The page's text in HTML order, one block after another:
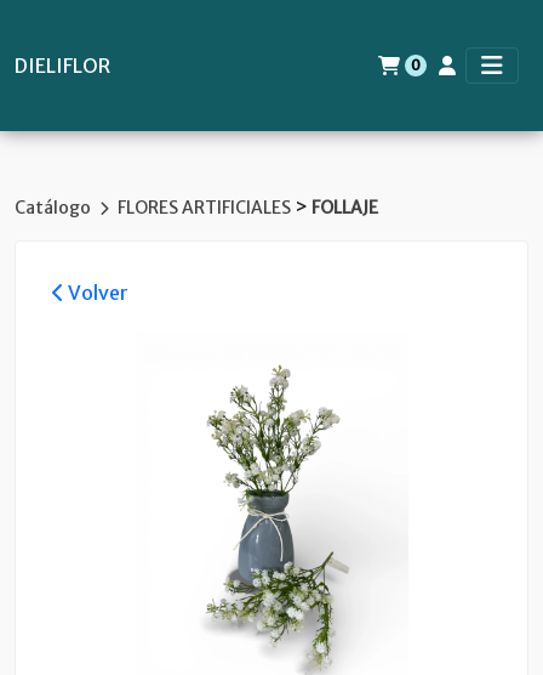
DIELIFLOR 0
Catálogo FLORES ARTIFICIALES > FOLLAJE
Volver